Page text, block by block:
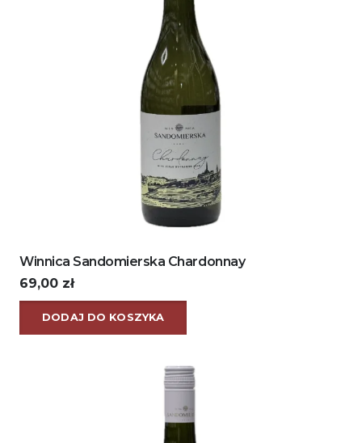
Winnica Sandomierska Chardonnay
69,00 zł
DODAJ DO KOSZYKA